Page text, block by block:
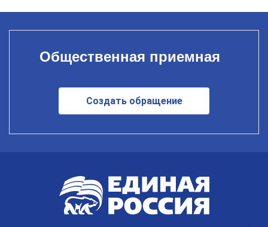
Общественная приемная
Создать обращение